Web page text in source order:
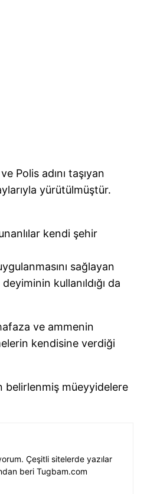
Polis adını taşıyan
yürütülmüştür.
kendi şehir
sağlayan
kullanıldığı da
ve ammenin
kendisine verdiği
belirlenmiş müeyyidelere
Çeşitli sitelerde yazılar
beri Tugbam.com